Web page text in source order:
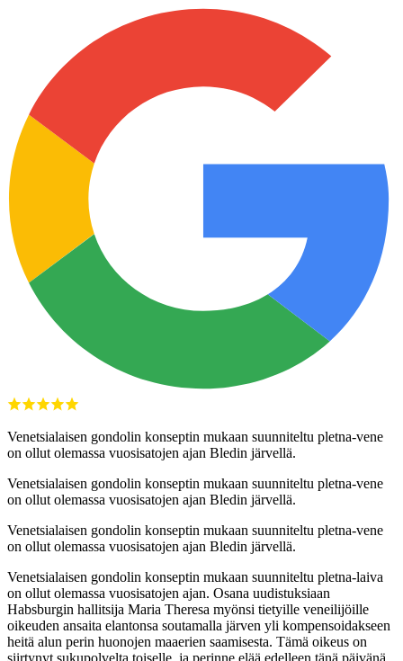
Venetsialaisen gondolin konseptin mukaan suunniteltu pletna-vene
on ollut olemassa vuosisatojen ajan Bledin järvellä.
Venetsialaisen gondolin konseptin mukaan suunniteltu pletna-vene
on ollut olemassa vuosisatojen ajan Bledin järvellä.
Venetsialaisen gondolin konseptin mukaan suunniteltu pletna-vene
on ollut olemassa vuosisatojen ajan Bledin järvellä.
Venetsialaisen gondolin konseptin mukaan suunniteltu pletna-laiva
on ollut olemassa vuosisatojen ajan. Osana uudistuksiaan
Habsburgin hallitsija Maria Theresa myönsi tietyille veneilijöille
oikeuden ansaita elantonsa soutamalla järven yli kompensoidakseen
heitä alun perin huonojen maaerien saamisesta. Tämä oikeus on
siirtynyt sukupolvelta toiselle, ja perinne elää edelleen tänä päivänä.